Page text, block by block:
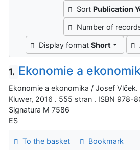
Sort Publication
Number of
Display formatShort
1. Ekonomie a
Ekonomie a ekonomika / Josef
Kluwer, 2016 . 555 stran . ISBN 978-
Signatura M 7586
ES
To the basket
Bookmark